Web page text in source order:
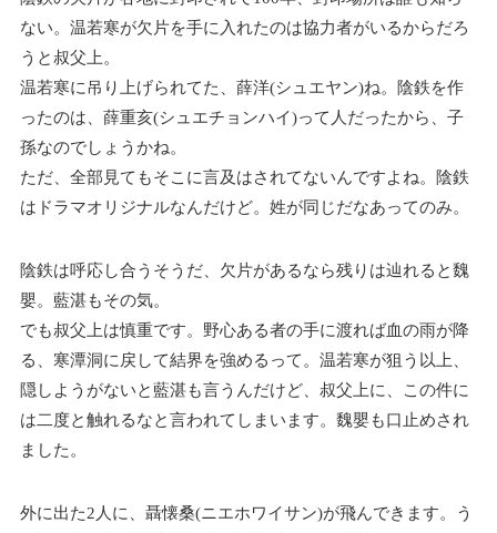
ない。温若寒が欠片を手に入れたのは協力者がいるからだろ
うと叔父上。
温若寒に吊り上げられてた、薛洋(シュエヤン)ね。陰鉄を作
ったのは、薛重亥(シュエチョンハイ)って人だったから、子
孫なのでしょうかね。
ただ、全部見てもそこに言及はされてないんですよね。陰鉄
はドラマオリジナルなんだけど。姓が同じだなあってのみ。
陰鉄は呼応し合うそうだ、欠片があるなら残りは辿れると魏
嬰。藍湛もその気。
でも叔父上は慎重です。野心ある者の手に渡れば血の雨が降
る、寒潭洞に戻して結界を強めるって。温若寒が狙う以上、
隠しようがないと藍湛も言うんだけど、叔父上に、この件に
は二度と触れるなと言われてしまいます。魏嬰も口止めされ
ました。
外に出た2人に、聶懐桑(ニエホワイサン)が飛んできます。う